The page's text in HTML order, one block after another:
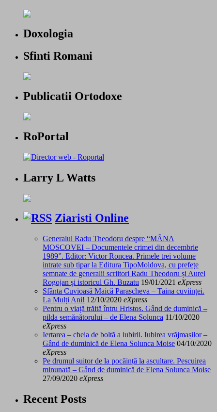
Doxologia
Sfinti Romani
Publicatii Ortodoxe
RoPortal
Larry L Watts
Ziaristi Online
Generalul Radu Theodoru despre “MÂNA
MOSCOVEI – Documentele crimei din decembrie
1989”. Editor: Victor Roncea. Primele trei volume
intrate sub tipar la Editura TipoMoldova, cu prefețe
semnate de generalii scriitori Radu Theodoru și Aurel
Rogojan și istoricul Gh. Buzatu 19/01/2021 eXpress
Sfânta Cuvioasă Maică Parascheva – Taina cuviinței.
La Mulți Ani! 12/10/2020 eXpress
Pentru o viață trăită întru Hristos. Gând de duminică –
pilda semănătorului – de Elena Solunca 11/10/2020
eXpress
Iertarea – cheia de boltă a iubirii. Iubirea vrăjmașilor –
Gând de duminică de Elena Solunca Moise 04/10/2020
eXpress
Pe drumul suitor de la pocăință la ascultare. Pescuirea
minunată – Gând de duminică de Elena Solunca Moise
27/09/2020 eXpress
Recent Posts